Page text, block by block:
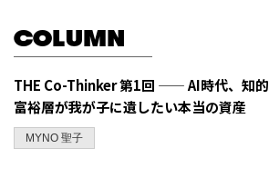
COLUMN
THE Co-Thinker 第1回 —— AI時代、知的
富裕層が我が子に遺したい本当の資産
MYNO 聖子